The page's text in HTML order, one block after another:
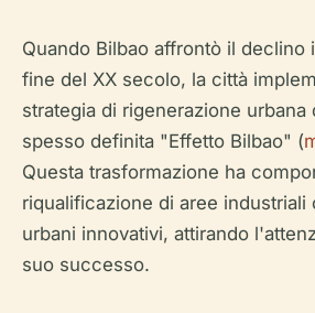
Quando Bilbao affrontò il declino
fine del XX secolo, la città
strategia di rigenerazione urbana
spesso definita "Effetto Bilbao" (
Questa trasformazione ha
riqualificazione di aree industriali
urbani innovativi, attirando
suo successo.